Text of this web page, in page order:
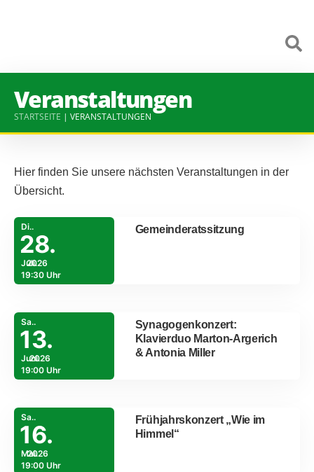
Veranstaltungen
STARTSEITE | VERANSTALTUNGEN
Hier finden Sie unsere nächsten Veranstaltungen in der
Übersicht.
Di..
28.
Juli.
2026
19:30 Uhr
Gemeinderatssitzung
Sa..
13.
Juni.2026
19:00 Uhr
Synagogenkonzert:
Klavierduo Marton-Argerich
& Antonia Miller
Sa..
16.
Mai.
2026
19:00 Uhr
Frühjahrskonzert „Wie im
Himmel“